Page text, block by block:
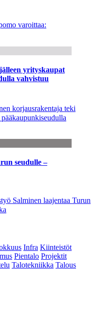
varoittaa:
yrityskaupat
vahvistuu
korjausrakentaja teki
seudulle –
Salminen laajentaa Turun
Infra Kiinteistöt
Pientalo Projektit
Talotekniikka Talous